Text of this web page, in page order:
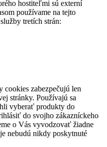
hostiteľmi sú externí
používame na tejto
tretích strán:
cookies zabezpečujú len
stránky. Používajú sa
vyberať produkty do
do svojho zákazníckeho
o Vás vyvodzovať žiadne
nebudú nikdy poskytnuté